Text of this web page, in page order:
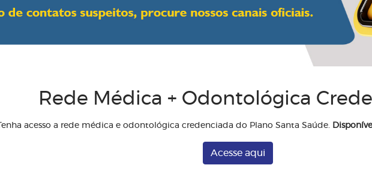
Rede Médica + Odontológica
Tenha acesso a rede médica e odontológica credenciada do Plano Santa Saúde.